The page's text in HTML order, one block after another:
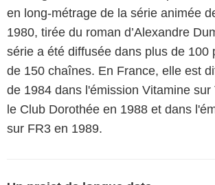
en long-métrage de la série animée
1980, tirée du roman d’Alexandre
série a été diffusée dans plus de 100
de 150 chaînes. En France, elle est
de 1984 dans l'émission Vitamine
le Club Dorothée en 1988 et dans
sur FR3 en 1989.